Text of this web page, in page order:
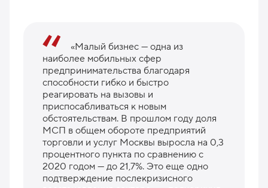
«Малый бизнес — одна из
наиболее мобильных сфер
предпринимательства благодаря
способности гибко и быстро
реагировать на вызовы и
приспосабливаться к новым
обстоятельствам. В прошлом году доля
МСП в общем обороте предприятий
торговли и услуг Москвы выросла на 0,3
процентного пункта по сравнению с
2020 годом — до 21,7%. Это еще одно
подтверждение послекризисного